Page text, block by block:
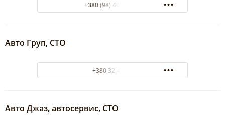
+380 (98) 400-40-07
Авто Груп, СТО
+380 32-42-28
Авто Джаз, автосервис, СТО